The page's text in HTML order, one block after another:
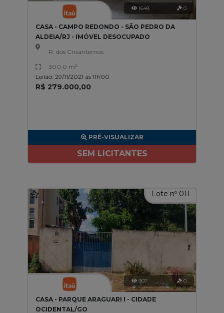
1648 0
CASA - CAMPO REDONDO - SÃO PEDRO DA
ALDEIA/RJ - IMÓVEL DESOCUPADO
R. dos Crisantemos
300,0 m²
Leilão: 29/11/2021 às 11h00
R$ 279.000,00
PRÉ-VISUALIZAR
SEM LICITANTES
Lote nº 011
907 0
CASA - PARQUE ARAGUARI I - CIDADE
OCIDENTAL/GO